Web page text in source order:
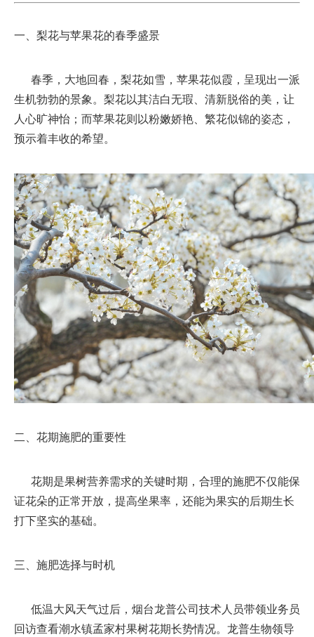
一、梨花与苹果花的春季盛景
春季，大地回春，梨花如雪，苹果花似霞，呈现出一派
生机勃勃的景象。梨花以其洁白无瑕、清新脱俗的美，让
人心旷神怡；而苹果花则以粉嫩娇艳、繁花似锦的姿态，
预示着丰收的希望。
二、花期施肥的重要性
花期是果树营养需求的关键时期，合理的施肥不仅能保
证花朵的正常开放，提高坐果率，还能为果实的后期生长
打下坚实的基础。
三、施肥选择与时机
低温大风天气过后，烟台龙普公司技术人员带领业务员
回访查看潮水镇孟家村果树花期长势情况。龙普生物领导